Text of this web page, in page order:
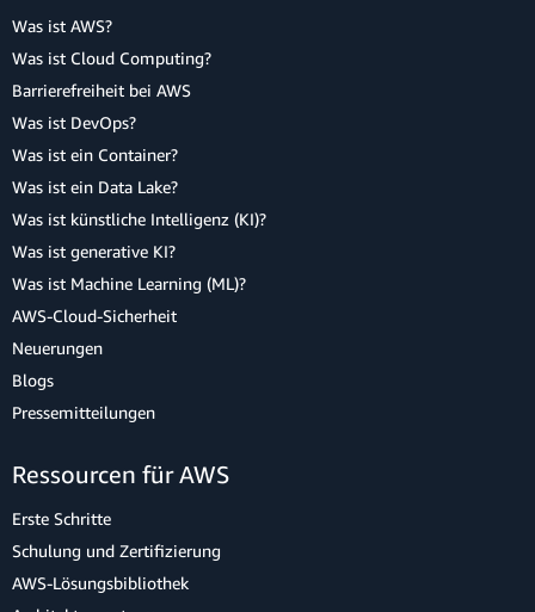
Was ist AWS?
Was ist Cloud Computing?
Barrierefreiheit bei AWS
Was ist DevOps?
Was ist ein Container?
Was ist ein Data Lake?
Was ist künstliche Intelligenz (KI)?
Was ist generative KI?
Was ist Machine Learning (ML)?
AWS-Cloud-Sicherheit
Neuerungen
Blogs
Pressemitteilungen
Ressourcen für AWS
Erste Schritte
Schulung und Zertifizierung
AWS-Lösungsbibliothek